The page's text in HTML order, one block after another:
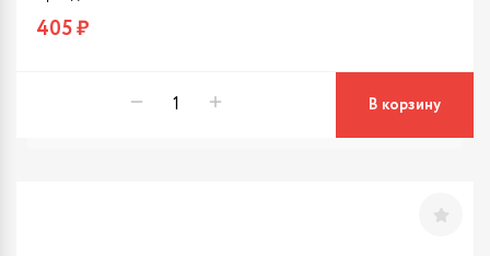
405 ₽
В корзину